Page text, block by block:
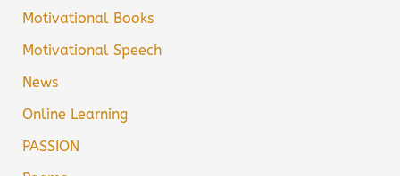
Motivational Books
Motivational Speech
News
Online Learning
PASSION